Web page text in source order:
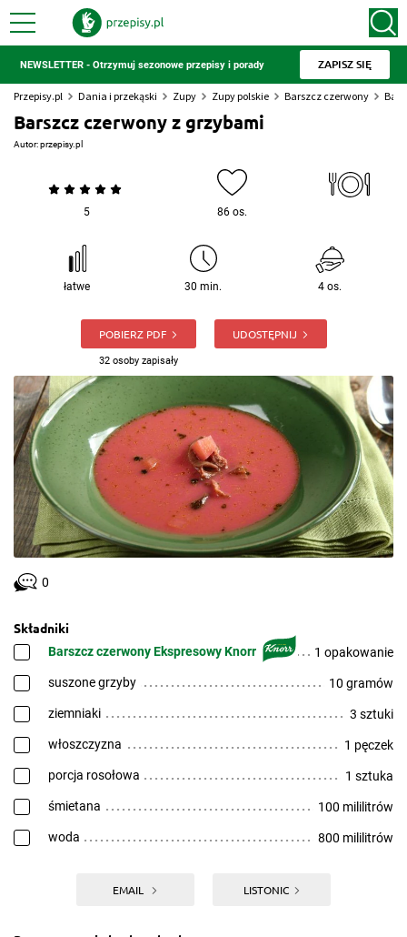
NEWSLETTER - Otrzymuj sezonowe przepisy i porady ZAPISZ SIĘ
Przepisy.pl Dania i przekąski Zupy Zupy polskie Barszcz czerwony
Barszcz czerwony z grzybami
Autor:przepisy.pl
5 86 os.
łatwe 30 min. 4 os.
POBIERZ PDF
32 osoby zapisały
UDOSTĘPNIJ
0
Składniki
Barszcz czerwony Ekspresowy Knorr 1 opakowanie
suszone grzyby 10 gramów
ziemniaki 3 sztuki
włoszczyzna 1 pęczek
porcja rosołowa 1 sztuka
śmietana 100 mililitrów
woda 800 mililitrów
EMAIL LISTONIC